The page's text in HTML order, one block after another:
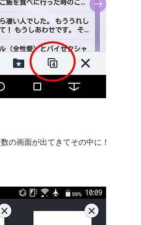
の画面が出てきてその中に！